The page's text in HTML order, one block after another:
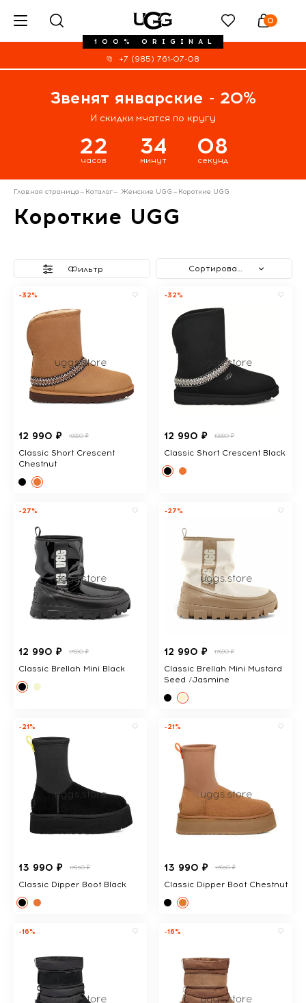
100% ORIGINAL
0
+7 (985) 761-07-08
Звенят январские - 20%
И скидки мчатся по кругу
22
часов
34
минут
08
секунд
Главная страница— Каталог— Женские UGG— Короткие UGG
Короткие UGG
Фильтр Сортировать
-32%
12 990 ₽ 18880 ₽
Classic Short Crescent
Chestnut
-32%
12 990 ₽ 18880 ₽
Classic Short Crescent Black
-27%
12 990 ₽ 17690 ₽
Classic Brellah Mini Black
-27%
12 990 ₽ 17690 ₽
Classic Brellah Mini Mustard
Seed /Jasmine
-21%
13 990 ₽ 17650 ₽
Classic Dipper Boot Black
-21%
13 990 ₽ 17650 ₽
Classic Dipper Boot Chestnut
-16% -16%